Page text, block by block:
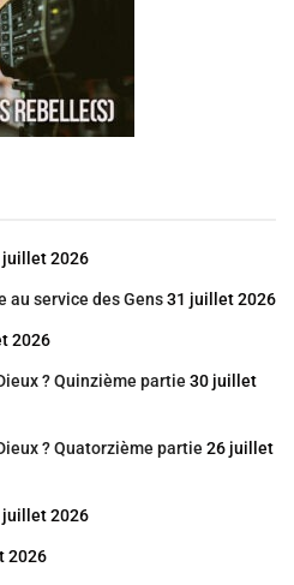
juillet 2026
au service des Gens31 juillet 2026
2026
? Quinzième partie 30 juillet
? Quatorzième partie 26 juillet
juillet 2026
2026